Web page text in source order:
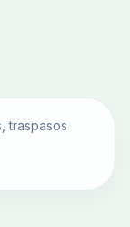
traspasos